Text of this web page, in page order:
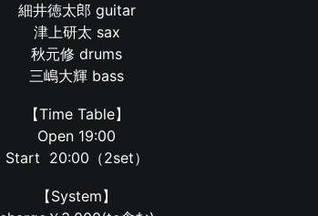
細井徳太郎 guitar
津上研太 sax
秋元修 drums
三嶋大輝 bass
【Time Table】
Open 19:00
Start 20:00（2set）
【System】